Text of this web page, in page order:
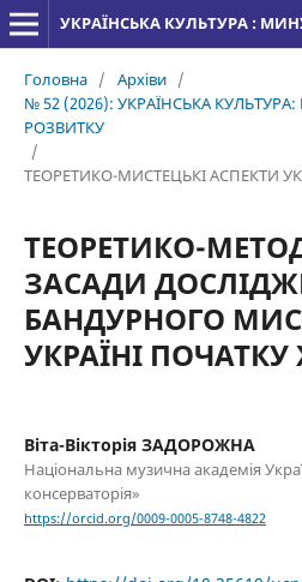
Головна / Архіви /
№ 52 (2026): УКРАЇНСЬКА
РОЗВИТКУ
/
ТЕОРЕТИКО-МИСТЕЦЬКІ АСПЕКТИ
ТЕОРЕТИКО-
ЗАСАДИ
БАНДУРНОГО
УКРАЇНІ ПОЧАТКУ
Віта-Вікторія ЗАДОРОЖНА
Національна музична академія
консерваторія»
https://orcid.org/0009-0005-8748-4822